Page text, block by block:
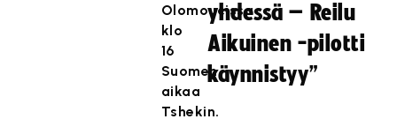
Olomoucissa
klo
16
Suomen
aikaa
Tshekin.
yhdessä – Reilu
Aikuinen -pilotti
käynnistyy”